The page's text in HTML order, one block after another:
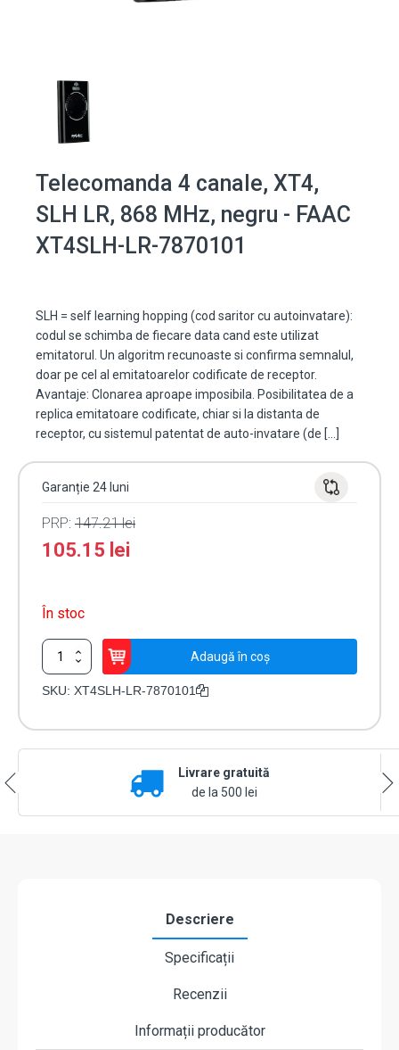
Telecomanda 4 canale, XT4,
SLH LR, 868 MHz, negru - FAAC
XT4SLH-LR-7870101
SLH = self learning hopping (cod saritor cu autoinvatare):
codul se schimba de fiecare data cand este utilizat
emitatorul. Un algoritm recunoaste si confirma semnalul,
doar pe cel al emitatoarelor codificate de receptor.
Avantaje: Clonarea aproape imposibila. Posibilitatea de a
replica emitatoare codificate, chiar si la distanta de
receptor, cu sistemul patentat de auto-invatare (de […]
Garanție 24 luni
PRP: 147.21lei
105.15 lei
În stoc
Cantitate
Telecomanda
4
Adaugă în coș
SKU: XT4SLH-LR-7870101
Livrare gratuită
de la 500 lei
Descriere
Specificații
Recenzii
Informații producător